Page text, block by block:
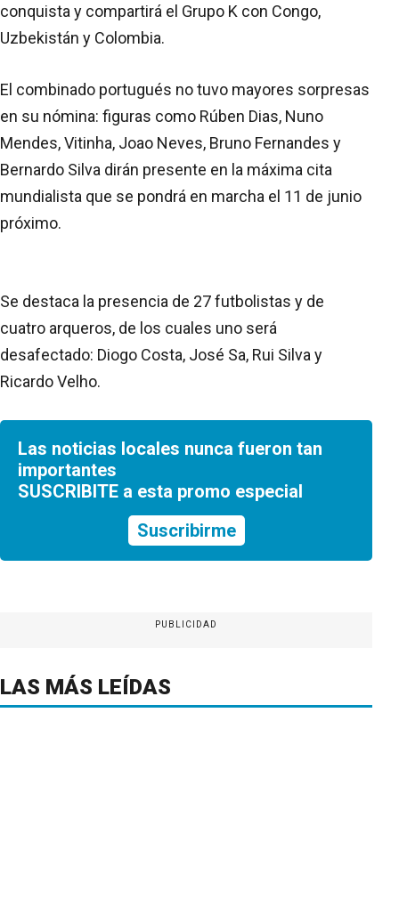
conquista y compartirá el Grupo K con Congo,
Uzbekistán y Colombia.
El combinado portugués no tuvo mayores sorpresas
en su nómina: figuras como Rúben Dias, Nuno
Mendes, Vitinha, Joao Neves, Bruno Fernandes y
Bernardo Silva dirán presente en la máxima cita
mundialista que se pondrá en marcha el 11 de junio
próximo.
Se destaca la presencia de 27 futbolistas y de
cuatro arqueros, de los cuales uno será
desafectado: Diogo Costa, José Sa, Rui Silva y
Ricardo Velho.
Las noticias locales nunca fueron tan
importantes
SUSCRIBITE a esta promo especial
Suscribirme
PUBLICIDAD
LAS MÁS LEÍDAS